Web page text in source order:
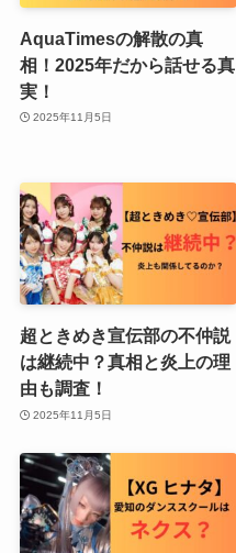
AquaTimesの解散の真
相！2025年だから話せる真
実！
2025年11月5日
超ときめき宣伝部の不仲説
は継続中？真相と炎上の理
由も調査！
2025年11月5日